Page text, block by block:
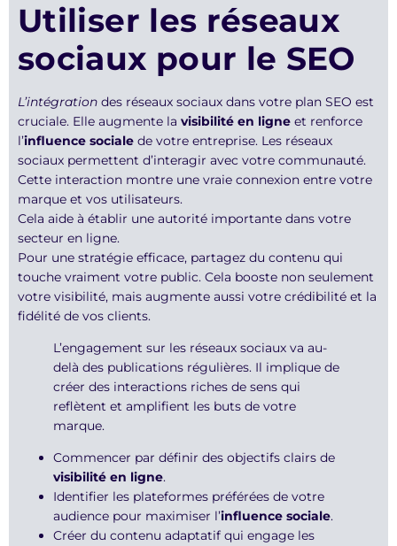
Utiliser les réseaux
sociaux pour le SEO
L’intégration des réseaux sociaux dans votre plan SEO est
cruciale. Elle augmente la visibilité en ligne et renforce
l’influence sociale de votre entreprise. Les réseaux
sociaux permettent d’interagir avec votre communauté.
Cette interaction montre une vraie connexion entre votre
marque et vos utilisateurs.
Cela aide à établir une autorité importante dans votre
secteur en ligne.
Pour une stratégie efficace, partagez du contenu qui
touche vraiment votre public. Cela booste non seulement
votre visibilité, mais augmente aussi votre crédibilité et la
fidélité de vos clients.
L’engagement sur les réseaux sociaux va au-
delà des publications régulières. Il implique de
créer des interactions riches de sens qui
reflètent et amplifient les buts de votre
marque.
Commencer par définir des objectifs clairs de
visibilité en ligne.
Identifier les plateformes préférées de votre
audience pour maximiser l’influence sociale.
Créer du contenu adaptatif qui engage les